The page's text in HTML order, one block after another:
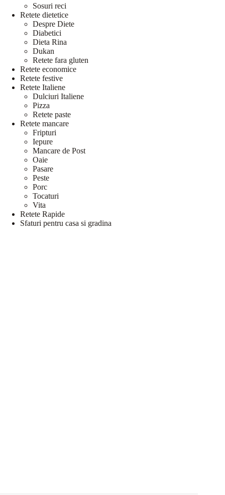
Sosuri reci
Retete dietetice
Despre Diete
Diabetici
Dieta Rina
Dukan
Retete fara gluten
Retete economice
Retete festive
Retete Italiene
Dulciuri Italiene
Pizza
Retete paste
Retete mancare
Fripturi
Iepure
Mancare de Post
Oaie
Pasare
Peste
Porc
Tocaturi
Vita
Retete Rapide
Sfaturi pentru casa si gradina